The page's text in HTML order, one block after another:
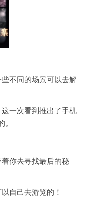
不同的场景可以去解
一次看到推出了手机
。
你去寻找最后的秘
自己去游览的！